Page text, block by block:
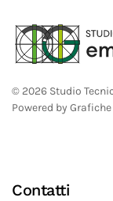
© 2026 Studio
Powered by
Contatti